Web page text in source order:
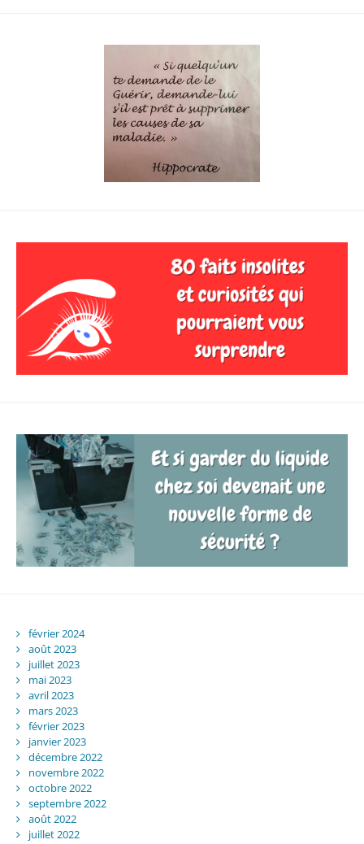
février 2024
août 2023
juillet 2023
mai 2023
avril 2023
mars 2023
février 2023
janvier 2023
décembre 2022
novembre 2022
octobre 2022
septembre 2022
août 2022
juillet 2022